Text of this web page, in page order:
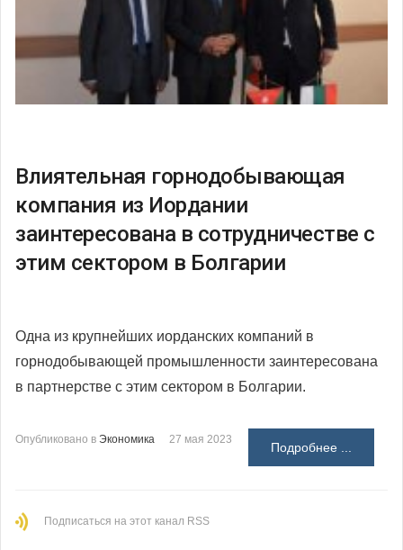
Влиятельная горнодобывающая
компания из Иордании
заинтересована в сотрудничестве с
этим сектором в Болгарии
Одна из крупнейших иорданских компаний в
горнодобывающей промышленности заинтересована
в партнерстве с этим сектором в Болгарии.
Опубликовано в Экономика 27 мая 2023
Подробнее ...
Подписаться на этот канал RSS